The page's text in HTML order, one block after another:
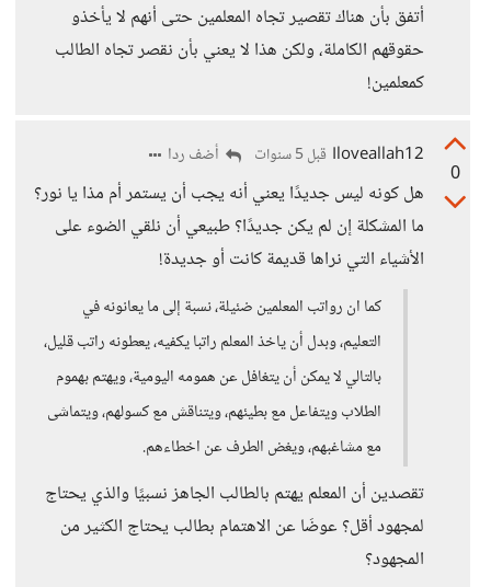
أتفق بأن هناك تقصير تجاه المعلمين حتى أنهم لا يأخذو
حقوقهم الكاملة، ولكن هذا لا يعني بأن نقصر تجاه الطالب
كمعلمين!
0
Iloveallah12 قبل 5 سنوات أضف ردا
هل كونه ليس جديدًا يعني أنه يجب أن يستمر أم مذا يا نور؟
ما المشكلة إن لم يكن جديدًا؟ طبيعي أن نلقي الضوء على
الأشياء التي نراها قديمة كانت أو جديدة!
كما ان رواتب المعلمين ضئيلة، نسبة إلى ما يعانونه في
التعليم، وبدل أن ياخذ المعلم راتبا يكفيه، يعطونه راتب قليل،
بالتالي لا يمكن أن يتغافل عن همومه اليومية، ويهتم بهموم
الطلاب ويتفاعل مع بطيئهم، ويتناقش مع كسولهم، ويتماشى
مع مشاغبهم، ويغض الطرف عن اخطاءهم.
تقصدين أن المعلم يهتم بالطالب الجاهز نسبيًا والذي يحتاج
لمجهود أقل؟ عوضَا عن الاهتمام بطالب يحتاج الكثير من
المجهود؟